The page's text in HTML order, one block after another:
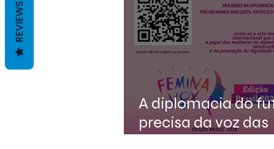
A diplomacia do
precisa da voz das
REVIEWS